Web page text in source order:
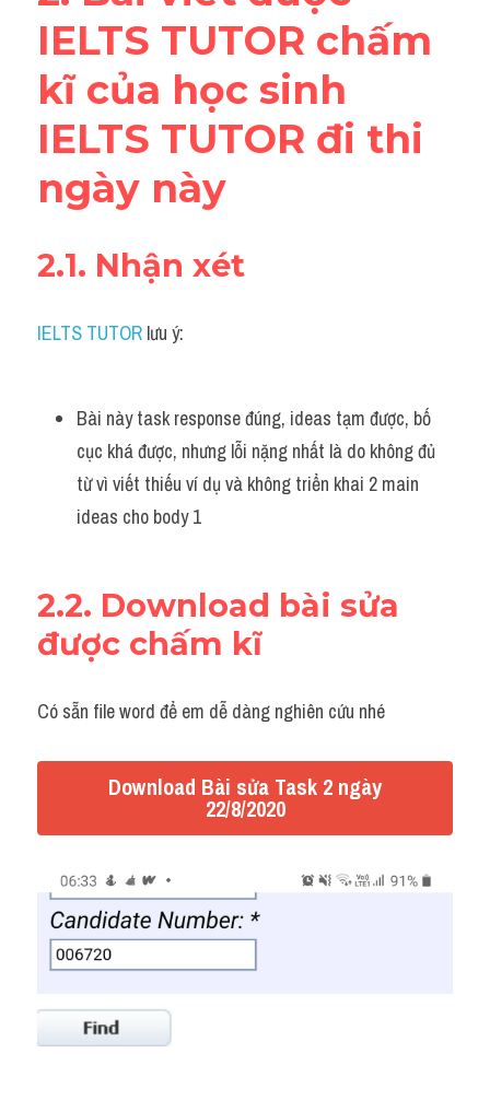
Speaking
Writing
IELTS TUTOR chấm
kĩ của học sinh
IELTS TUTOR đi thi
ngày này
2.1. Nhận xét
IELTS TUTOR lưu ý:
Bài này task response đúng, ideas tạm được, bố
cục khá được, nhưng lỗi nặng nhất là do không đủ
từ vì viết thiếu ví dụ và không triển khai 2 main
ideas cho body 1
2.2. Download bài sửa
được chấm kĩ
Có sẵn file word để em dễ dàng nghiên cứu nhé
Download Bài sửa Task 2 ngày
22/8/2020